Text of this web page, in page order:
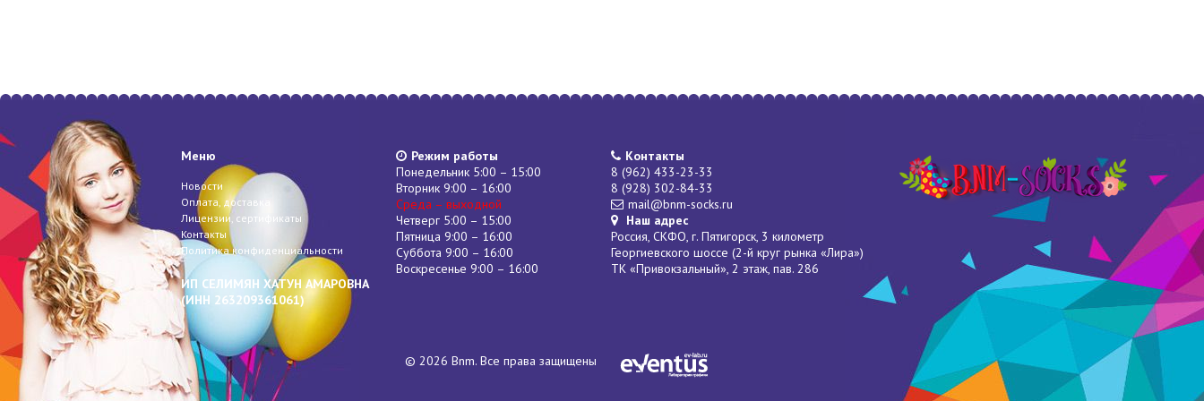
Меню
Новости
Оплата, доставка
Лицензии, сертификаты
Контакты
Политика конфиденциальности
ИП СЕЛИМЯН ХАТУН АМАРОВНА
(ИНН 263209361061)
Режим работы
Понедельник 5:00 – 15:00
Вторник 9:00 – 16:00
Среда – выходной
Четверг 5:00 – 15:00
Пятница 9:00 – 16:00
Суббота 9:00 – 16:00
Воскресенье 9:00 – 16:00
Контакты
8 (962) 433-23-33
8 (928) 302-84-33
mail@bnm-socks.ru
Наш адрес
Россия, СКФО, г. Пятигорск, 3 километр
Георгиевского шоссе (2-й круг рынка «Лира»)
ТК «Привокзальный», 2 этаж, пав. 286
© 2026 Bnm. Все права защищены